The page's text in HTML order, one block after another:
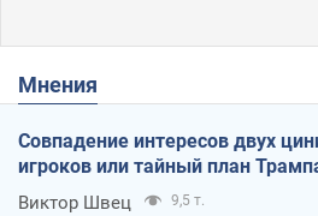
Мнения
Совпадение интересов двух
игроков или тайный план
Виктор Швец 9,5 т.